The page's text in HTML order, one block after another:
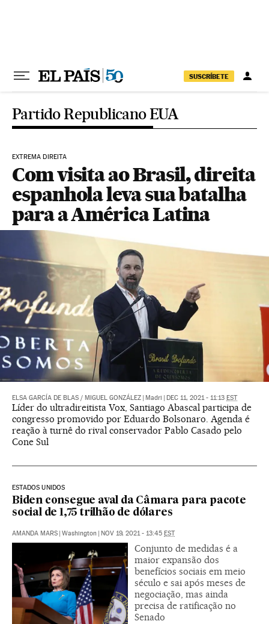
SUSCRÍBETE
Partido Republicano EUA
EXTREMA DIREITA
Com visita ao Brasil, direita
espanhola leva sua batalha
para a América Latina
ELSA GARCÍA DE BLAS / MIGUEL GONZÁLEZ Madri DEC 11, 2021 - 11:13 EST
Líder do ultradireitista Vox, Santiago Abascal participa de
congresso promovido por Eduardo Bolsonaro. Agenda é
reação à turnê do rival conservador Pablo Casado pelo
Cone Sul
ESTADOS UNIDOS
Biden consegue aval da Câmara para pacote
social de 1,75 trilhão de dólares
AMANDA MARS Washington NOV 19, 2021 - 13:45 EST
Conjunto de medidas é a
maior expansão dos
benefícios sociais em meio
século e sai após meses de
negociação, mas ainda
precisa de ratificação no
Senado